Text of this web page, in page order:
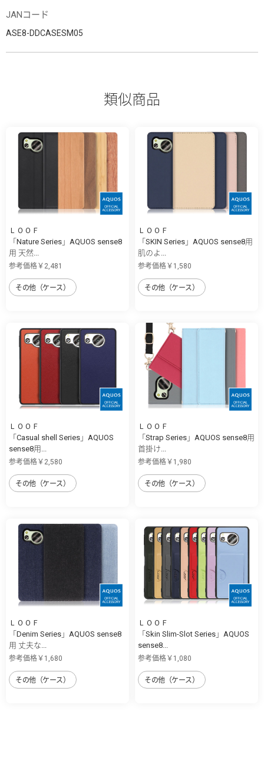
JANコード
ASE8-DDCASESM05
類似商品
ＬＯＯＦ
「Nature Series」AQUOS sense8
用 天然...
参考価格￥2,481
その他（ケース）
ＬＯＯＦ
「SKIN Series」AQUOS sense8用
肌のよ...
参考価格￥1,580
その他（ケース）
ＬＯＯＦ
「Casual shell Series」AQUOS
sense8用...
参考価格￥2,580
その他（ケース）
ＬＯＯＦ
「Strap Series」AQUOS sense8用
首掛け...
参考価格￥1,980
その他（ケース）
ＬＯＯＦ
「Denim Series」AQUOS sense8
用 丈夫な...
参考価格￥1,680
その他（ケース）
ＬＯＯＦ
「Skin Slim-Slot Series」AQUOS
sense8...
参考価格￥1,080
その他（ケース）